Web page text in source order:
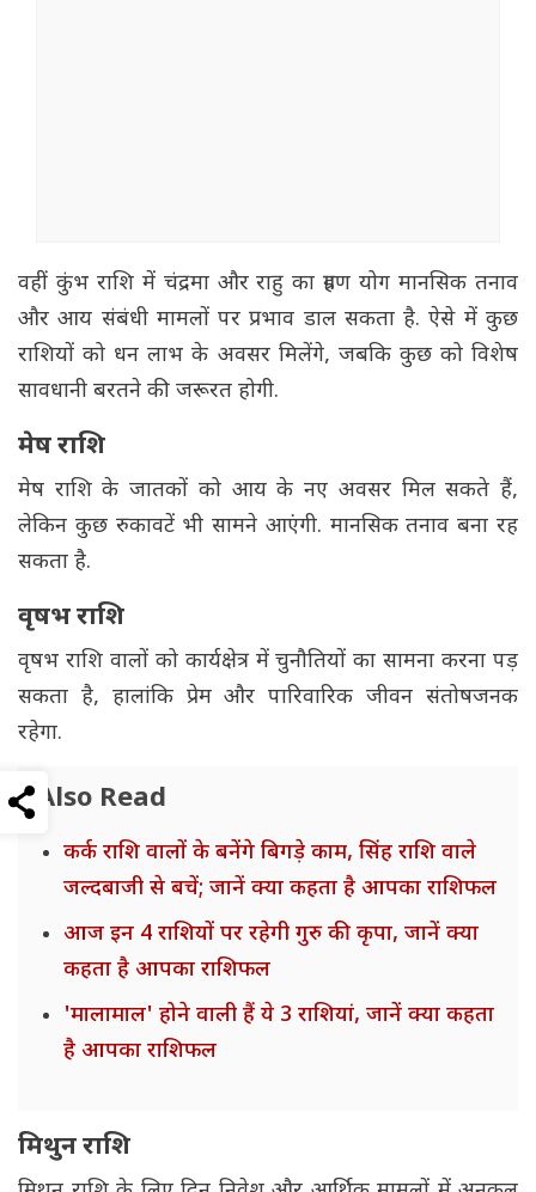
वहीं कुंभ राशि में चंद्रमा और राहु का ग्रहण योग मानसिक तनाव
और आय संबंधी मामलों पर प्रभाव डाल सकता है. ऐसे में कुछ
राशियों को धन लाभ के अवसर मिलेंगे, जबकि कुछ को विशेष
सावधानी बरतने की जरूरत होगी.
मेष राशि
मेष राशि के जातकों को आय के नए अवसर मिल सकते हैं,
लेकिन कुछ रुकावटें भी सामने आएंगी. मानसिक तनाव बना रह
सकता है.
वृषभ राशि
वृषभ राशि वालों को कार्यक्षेत्र में चुनौतियों का सामना करना पड़
सकता है, हालांकि प्रेम और पारिवारिक जीवन संतोषजनक
रहेगा.
Also Read
कर्क राशि वालों के बनेंगे बिगड़े काम, सिंह राशि वाले
जल्दबाजी से बचें; जानें क्या कहता है आपका राशिफल
आज इन 4 राशियों पर रहेगी गुरु की कृपा, जानें क्या
कहता है आपका राशिफल
'मालामाल' होने वाली हैं ये 3 राशियां, जानें क्या कहता
है आपका राशिफल
मिथुन राशि